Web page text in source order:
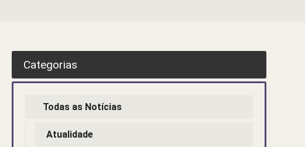
Categorias
Todas as Notícias
Atualidade